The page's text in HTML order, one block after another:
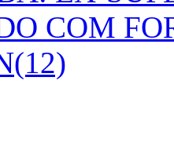
COM